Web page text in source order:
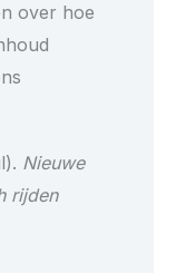
over hoe
Nieuwe
rijden